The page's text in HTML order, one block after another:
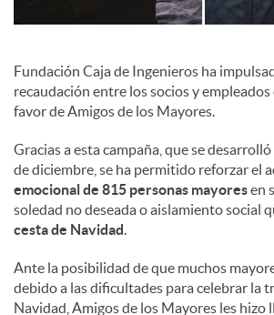
s
Fundación Caja de Ingenieros ha
recaudación entre los socios y empleados
favor de Amigos de los Mayores.
Gracias a esta campaña, que se
de diciembre, se ha permitido reforzar el a
emocional de 815 personas mayoresen
soledad no deseada o aislamiento social
cesta de Navidad.
Ante la posibilidad de que muchos
debido a las dificultades para celebrar la
Navidad, Amigos de los Mayores les hizo